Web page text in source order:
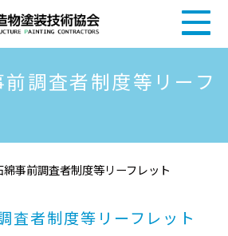
調査者制度等リーフ
綿事前調査者制度等リーフレット
査者制度等リーフレット